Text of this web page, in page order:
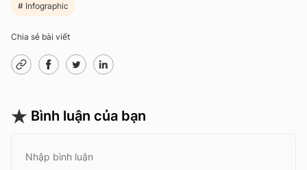
Infographic
Chia sẻ bài viết
Bình luận của bạn